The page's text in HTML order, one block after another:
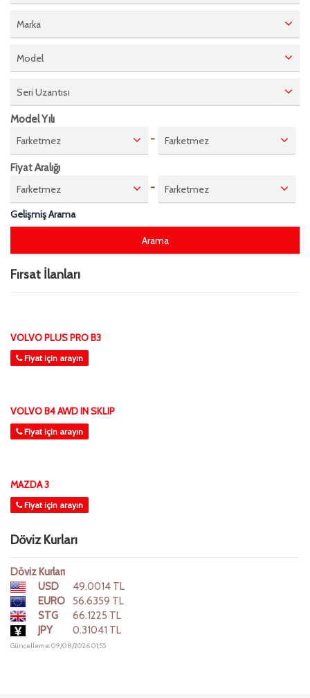
Marka
Model
Seri Uzantısı
Model Yılı
Farketmez
- Farketmez
Fiyat Aralığı
Farketmez
-
Farketmez
Gelişmiş Arama
Fırsat İlanları
VOLVO PLUS PRO B3
Fiyat için arayın
VOLVO B4 AWD IN SKLIP
Fiyat için arayın
MAZDA 3
Fiyat için arayın
Döviz Kurları
Döviz Kurları
USD
49.0014 TL
EURO
56.6359 TL
STG
66.1225 TL
JPY
0.31041 TL
Güncelleme: 09/08/2026 01:55